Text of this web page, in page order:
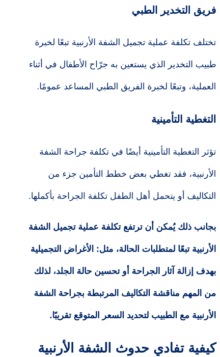
فريق التخدير الطبي
تختلف تكلفة عملية تجميل الشفة الأرنبية تبعًا لخبرة
طبيب التخدير الذي يستعين به جرّاح الأطفال في أثناء
العملية، وتبعًا لخبرة الفريق الطبي المساعد عمومًا.
التغطية التأمينية
تؤثر التغطية التأمينية أيضًا في تكلفة جراحة الشفة
الأرنبية، فقد تغطي بعض خطط التأمين جزء من
التكاليف أو يتحمل أهل الطفل تكلفة الجراحة بأكملها.
بجانب ذلك يُمكن أن ترتفع تكلفة عملية تجميل الشفة
الأرنبية تبعًا لمتطلبات الحالة، مثل: الأغراض التجميلية
بهدف إزالة آثار الجراحة أو تحسين حالة الجلد، لذلك
من المهم مناقشة التكاليف المرتبطة بجراحة الشفة
الأرنبية مع الطبيب لتحديد السعر المتوقع تقريبًا.
كيفية تفادي حدوث الشفة الأرنبية